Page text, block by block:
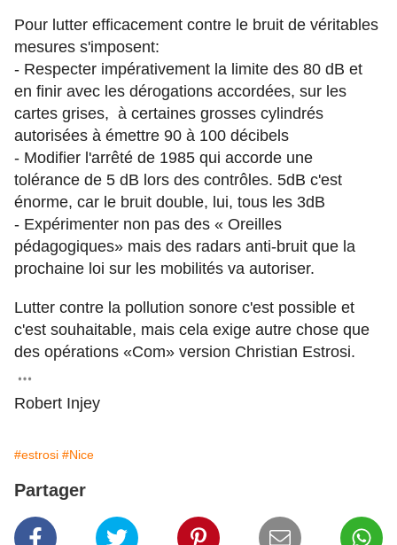
Pour lutter efficacement contre le bruit de véritables
mesures s'imposent:
- Respecter impérativement la limite des 80 dB et
en finir avec les dérogations accordées, sur les
cartes grises, à certaines grosses cylindrés
autorisées à émettre 90 à 100 décibels
- Modifier l'arrêté de 1985 qui accorde une
tolérance de 5 dB lors des contrôles. 5dB c'est
énorme, car le bruit double, lui, tous les 3dB
- Expérimenter non pas des « Oreilles
pédagogiques» mais des radars anti-bruit que la
prochaine loi sur les mobilités va autoriser.
Lutter contre la pollution sonore c'est possible et
c'est souhaitable, mais cela exige autre chose que
des opérations «Com» version Christian Estrosi.
Robert Injey
#estrosi #Nice
Partager